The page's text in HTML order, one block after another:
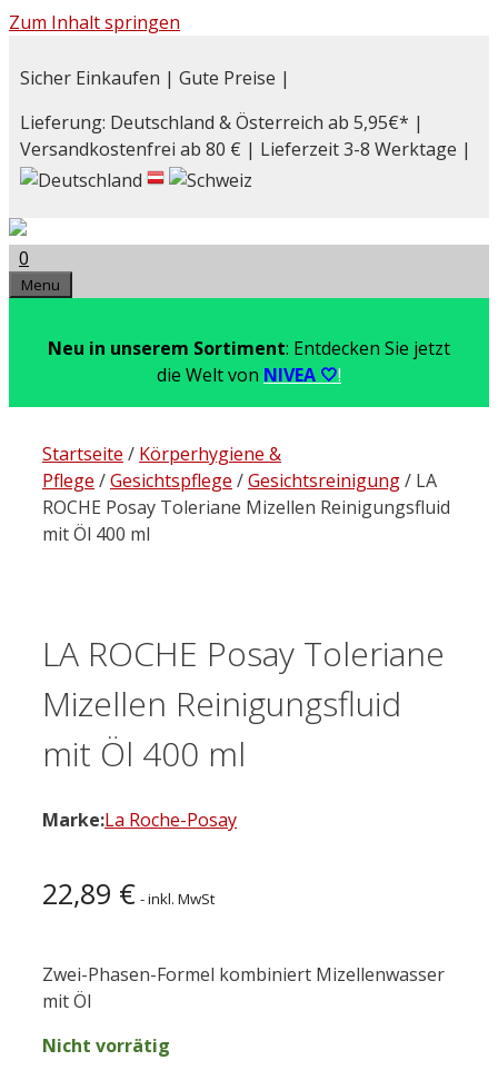
Zum Inhalt springen
Sicher Einkaufen | Gute Preise |
Lieferung: Deutschland & Österreich ab 5,95€* |
Versandkostenfrei ab 80 € | Lieferzeit 3-8 Werktage |
0
Menu
Neu in unserem Sortiment: Entdecken Sie jetzt
die Welt von NIVEA 🤍!
Startseite / Körperhygiene &
Pflege /Gesichtspflege /Gesichtsreinigung/ LA
ROCHE Posay Toleriane Mizellen Reinigungsfluid
mit Öl 400 ml
LA ROCHE Posay Toleriane
Mizellen Reinigungsfluid
mit Öl 400 ml
Marke:La Roche-Posay
22,89 € - inkl. MwSt
Zwei-Phasen-Formel kombiniert Mizellenwasser
mit Öl
Nicht vorrätig